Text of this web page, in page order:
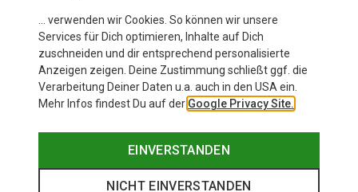
Herren-Laufjacke: Wasserdicht und
atmungsaktiv für optimalen Komfort
Eine gute Running-Jacke für Herren bietet Dir einige
Eigenschaften, damit Du sicher und gesund unterwegs
bist:
Dich angenehm trocken zu halten.
Gewicht: Eine leichte Laufjacke für Herren beschwert
… verwenden wir Cookies. So können wir unsere
Services für Dich optimieren, Inhalte auf Dich
zuschneiden und dir entsprechend personalisierte
Anzeigen zeigen. Deine Zustimmung schließt ggf. die
Verarbeitung Deiner Daten u.a. auch in den USA ein.
Mehr Infos findest Du auf der Google Privacy Site.
EINVERSTANDEN
NICHT EINVERSTANDEN